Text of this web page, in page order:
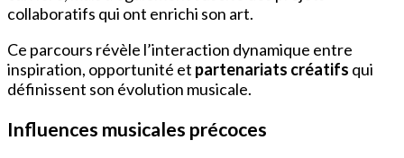
collaboratifs qui ont enrichi son art.
Ce parcours révèle l’interaction dynamique entre
inspiration, opportunité et partenariats créatifs qui
définissent son évolution musicale.
Influences musicales précoces